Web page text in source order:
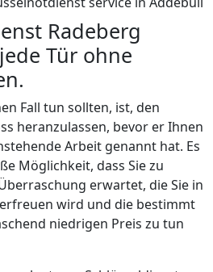
Radeberg
Tür ohne
Fall tun sollten, ist, den
heranzulassen, bevor er Ihnen
Arbeit genannt hat. Es
Möglichkeit, dass Sie zu
erwartet, die Sie in
wird und die bestimmt
niedrigen Preis zu tun